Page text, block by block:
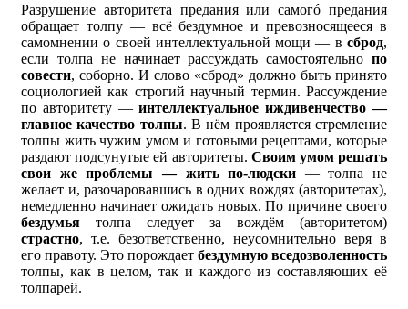
Разрушение авторитета предания или самогó предания
обращает толпу — всё бездумное и превозносящееся в
самомнении о своей интеллектуальной мощи — в сброд,
если толпа не начинает рассуждать самостоятельно по
совести, соборно. И слово «сброд» должно быть принято
социологией как строгий научный термин. Рассуждение
по авторитету —интеллектуальное иждивенчество —
главное качество толпы. В нём проявляется стремление
толпы жить чужим умом и готовыми рецептами, которые
раздают подсунутые ей авторитеты. Своим умом решать
свои же проблемы — жить по-людски — толпа не
желает и, разочаровавшись в одних вождях (авторитетах),
немедленно начинает ожидать новых. По причине своего
бездумья толпа следует за вождём (авторитетом)
страстно, т.е. безответственно, неусомнительно веря в
его правоту. Это порождает бездумную вседозволенность
толпы, как в целом, так и каждого из составляющих её
толпарей.